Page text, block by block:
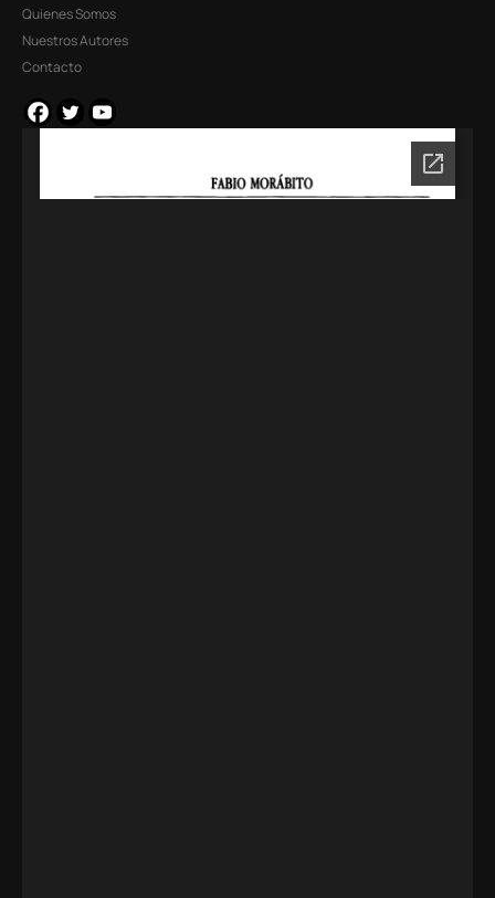
Quienes Somos
Nuestros Autores
Contacto